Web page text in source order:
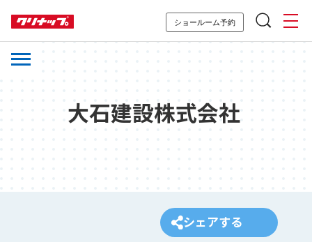
ショールーム予約
大石建設株式会社
シェアする